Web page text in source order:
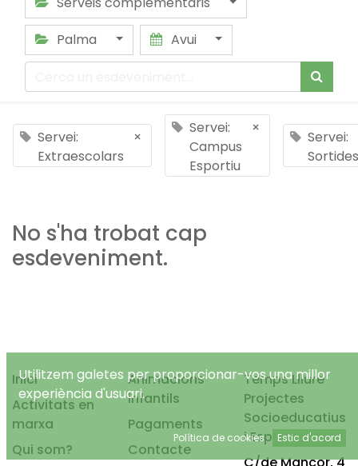
Palma
Avui
Servei:
Extraescolars
×
Servei:
Campus
Esportiu
×
Servei:
Sortides
No s'ha trobat cap
esdeveniment.
Inici
Activitats en
marxa
Qui som?
Animacions
infantils
Pagaments
Contacte
Temps Lliure
Projectes
Socioeducatius
i Esportius, S.L.
Utilitzem galetes per proporcionar-vos una millor
experiència d'usuari.
Política de cookies Estic d'acord